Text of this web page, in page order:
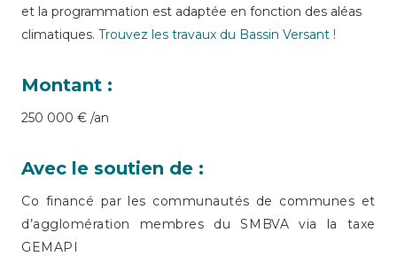
et la programmation est adaptée en fonction des aléas
climatiques.Trouvez les travaux du Bassin Versant !
Montant :
250 000 € /an
Avec le soutien de :
Co financé par les communautés de communes et
d’agglomération membres du SMBVA via la taxe
GEMAPI